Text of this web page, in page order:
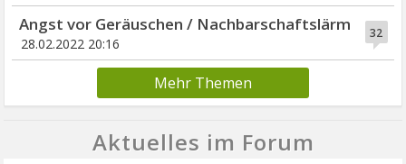
32
Angst vor Geräuschen / Nachbarschaftslärm
28.02.2022 20:16
Mehr Themen
Aktuelles im Forum